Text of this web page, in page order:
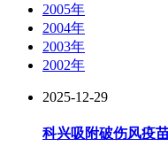
2005年
2004年
2003年
2002年
2025-12-29
科兴吸附破伤风疫